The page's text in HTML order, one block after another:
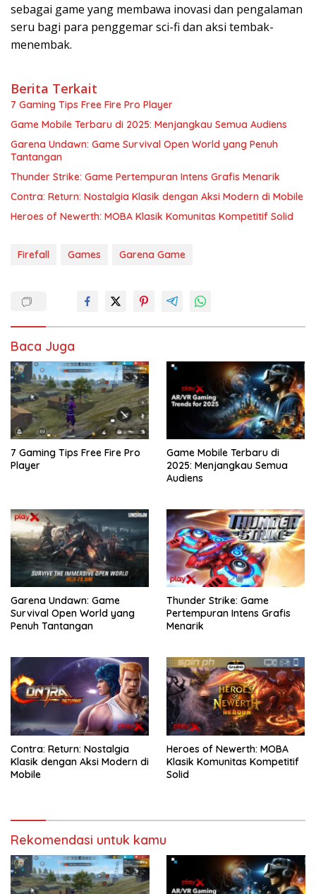
sebagai game yang membawa inovasi dan pengalaman
seru bagi para penggemar sci-fi dan aksi tembak-
menembak.
Berita Terkait
7 Gaming Tips Free Fire Pro Player
Game Mobile Terbaru di 2025: Menjangkau Semua Audiens
Garena Undawn: Game Survival Open World yang Penuh
Tantangan
Thunder Strike: Game Pertempuran Intens Grafis Menarik
Contra: Return: Nostalgia Klasik dengan Aksi Modern di Mobile
Heroes of Newerth: MOBA Klasik Komunitas Kompetitif Solid
Firefall Games Garena Game
Baca Juga
7 Gaming Tips Free Fire Pro
Player
Game Mobile Terbaru di
2025: Menjangkau Semua
Audiens
Garena Undawn: Game
Survival Open World yang
Penuh Tantangan
Thunder Strike: Game
Pertempuran Intens Grafis
Menarik
Contra: Return: Nostalgia
Klasik dengan Aksi Modern di
Mobile
Heroes of Newerth: MOBA
Klasik Komunitas Kompetitif
Solid
Rekomendasi untuk kamu